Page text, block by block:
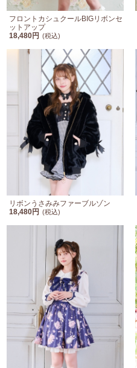
フロントカシュクールBIGリボンセ
ットアップ
18,480円
(税込)
リボンうさみみファーブルゾン
18,480円
(税込)